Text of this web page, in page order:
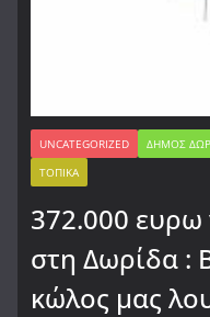
UNCATEGORIZED ΔΉΜΟΣ
ΤΟΠΙΚΆ
372.000 ευρω
στη Δωρίδα :
κώλος μας